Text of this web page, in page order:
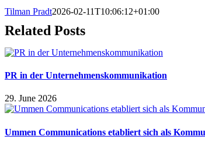
Tilman Pradt2026-02-11T10:06:12+01:00
Related Posts
PR in der Unternehmenskommunikation
29. June 2026
Ummen Communications etabliert sich als